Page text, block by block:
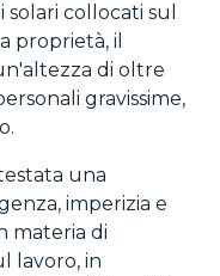
collocati sul
proprietà, il
di oltre
gravissime,
una
imperizia e
materia di
lavoro, in